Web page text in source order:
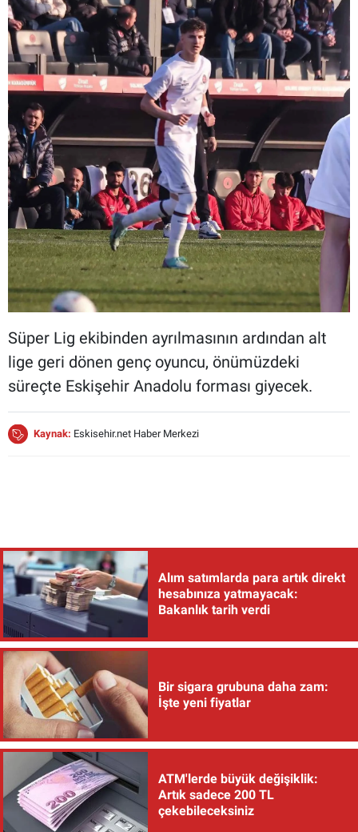
Süper Lig ekibinden ayrılmasının ardından alt
lige geri dönen genç oyuncu, önümüzdeki
süreçte Eskişehir Anadolu forması giyecek.
Kaynak: Eskisehir.net Haber Merkezi
Alım satımlarda para artık direkt
hesabınıza yatmayacak:
Bakanlık tarih verdi
Bir sigara grubuna daha zam:
İşte yeni fiyatlar
ATM'lerde büyük değişiklik:
Artık sadece 200 TL
çekebileceksiniz